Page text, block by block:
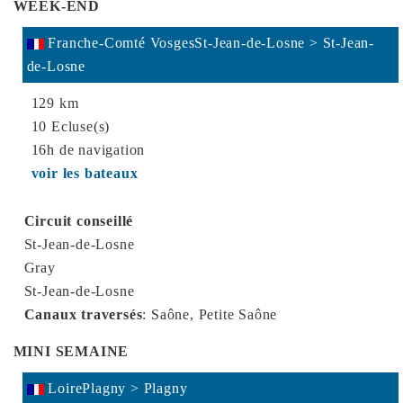
WEEK-END
Franche-Comté VosgesSt-Jean-de-Losne > St-Jean-
de-Losne
129 km
10 Ecluse(s)
16h de navigation
voir les bateaux
Circuit conseillé
St-Jean-de-Losne
Gray
St-Jean-de-Losne
Canaux traversés: Saône, Petite Saône
MINI SEMAINE
LoirePlagny > Plagny